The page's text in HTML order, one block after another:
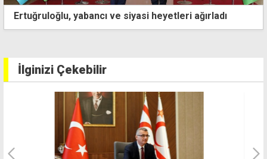
Özersay'dan Ercan'daki pas geçme manevrasına
açıklama çağrısı
İlginizi Çekebilir